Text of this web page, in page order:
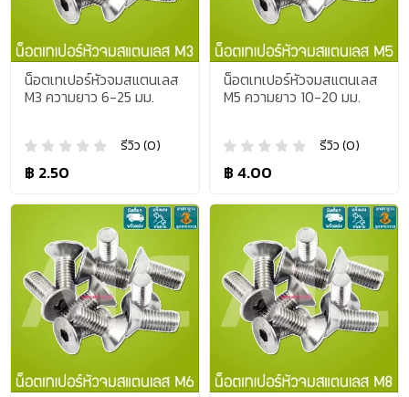
น็อตเทเปอร์หัวจมสแตนเลส
M3 ความยาว 6-25 มม.
รีวิว (0)
฿ 2.50
น็อตเทเปอร์หัวจมสแตนเลส
M5 ความยาว 10-20 มม.
รีวิว (0)
฿ 4.00